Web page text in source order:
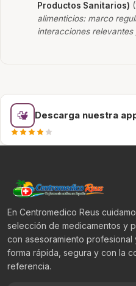
Productos Sanitarios)
alimenticios: marco
interacciones
Descarga nuestra
En Centromedico Reus
selección de medicamentos y
con asesoramiento
forma rápida, segura y con la
referencia.